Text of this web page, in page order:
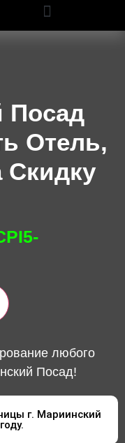
Посад
Отель,
любого
Посад!
г. Мариинский